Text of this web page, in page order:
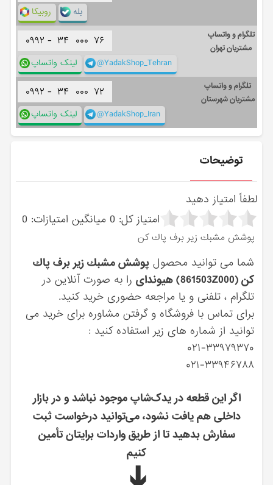
روبیکا بله
تلگرام و واتساپ
مشتریان تهران
۰۹۹۲ - ۳۴ ۰۰۰ ۷۶
لینک واتساپ @YadakShop_Tehran
تلگرام و واتساپ
مشتریان شهرستان
۰۹۹۲ - ۳۴ ۰۰۰ ۷۲
لینک واتساپ @YadakShop_Iran
توضیحات
لطفاً امتیاز دهید
امتیاز کل: 0 میانگین امتیازات: 0
پوشش مشبك زير برف پاك كن
شما می توانید محصولپوشش مشبك زير برف پاك
كن (861503Z000) هیوندای
را به صورت آنلاین در
تلگرام ، تلفنی و یا مراجعه حضوری خرید کنید.
برای تماس با فروشگاه و گرفتن مشاوره برای خرید می
توانید از شماره های زیر استفاده کنید :
۰۲۱-۳۳۹۷۹۳۷۰
۰۲۱-۳۳۹۴۶۷۸۸
اگر این قطعه در یدک‌شاپ موجود نباشد و در بازار
داخلی هم یافت نشود، می‌توانید درخواست ثبت
سفارش بدهید تا از طریق واردات برایتان تأمین
کنیم
➔